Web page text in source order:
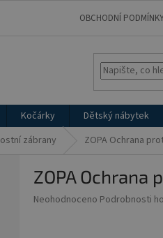
OBCHODNÍ
Kočárky Dětský nábytek
zábrany ZOPA Ochrana
ZOPA Ochrana
Průměrné
Neohodnoceno Podrobnosti